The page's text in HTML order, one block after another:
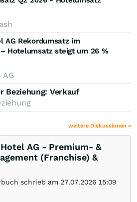
AG Rekordumsatz im
Hotelumsatz steigt um 26 %
AG
Beziehung: Verkauf
weitere Diskussionen »
Hotel AG - Premium- &
(Franchise) &
schrieb am 27.07.2026 15:09